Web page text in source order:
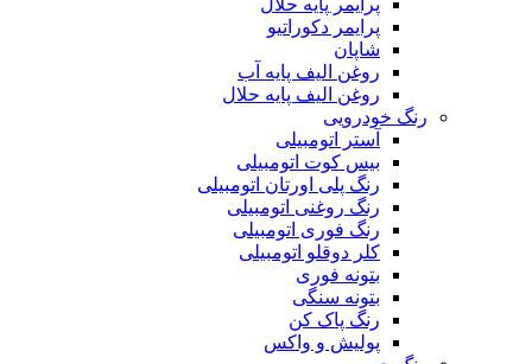
پرایمر پایه حلال
پرایمر دکوراتیو
شاپان
روغن الیف پایه آب
روغن الیف پایه حلال
رنگ خودرویی
آستر اتومبیلی
بیس کوت اتومبیلی
رنگ پلی اورتان اتومبیلی
رنگ روغنی اتومبیلی
رنگ فوری اتومبیلی
کلر دوقلو اتومبیلی
بتونه فوری
بتونه سنگی
رنگ پاک کن
پولیش و واکس